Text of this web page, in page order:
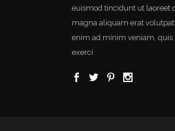
euismod tincidunt ut laoreet
magna aliquam erat
enim ad minim veniam, quis
exerci